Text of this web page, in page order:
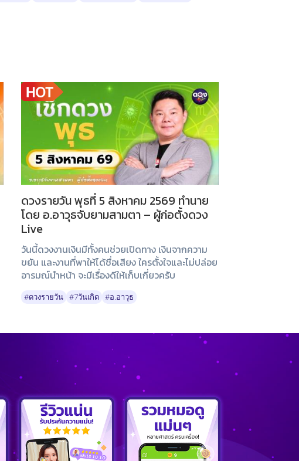
ดวงรายวัน พุธที่ 5 สิงหาคม 2569 ทำนาย
โดย อ.อาวุธจับยามสามตา – ผู้ก่อตั้งดวง
Live
วันนี้ดวงงานเงินมีทั้งคนช่วยเปิดทาง เงินจากความ
ขยัน และงานที่พาให้ได้ชื่อเสียง ใครตั้งใจและไม่ปล่อย
อารมณ์นำหน้า จะมีเรื่องดีให้เก็บเกี่ยวครับ
#ดวงรายวัน #7วันเกิด #อ.อาวุธ